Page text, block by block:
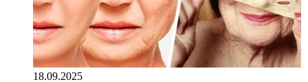
18.09.2025